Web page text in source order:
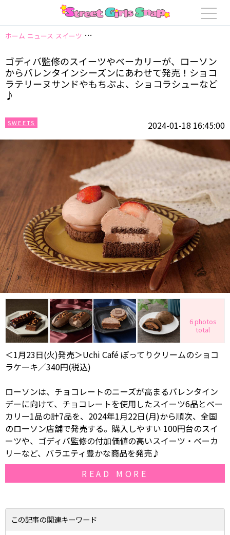
ホーム ニュース スイーツ ゴディバ監修のスイーツやベーカリーが、ロ
ゴディバ監修のスイーツやベーカリーが、ローソン
からバレンタインシーズンにあわせて発売！ショコ
ラテリーヌサンドやもちぷよ、ショコラシューなど
♪
SWEETS 2024-01-18 16:45:00
6 photos
total
＜1月23日(火)発売＞Uchi Café ぽってりクリームのショコ
ラケーキ／340円(税込)
ローソンは、チョコレートのニーズが高まるバレンタイン
デーに向けて、チョコレートを使用したスイーツ6品とベー
カリー1品の計7品を、2024年1月22日(月)から順次、全国
のローソン店舗で発売する。購入しやすい 100円台のスイ
ーツや、ゴディバ監修の付加価値の高いスイーツ・ベーカ
リーなど、バラエティ豊かな商品を発売♪
READ MORE
この記事の関連キーワード